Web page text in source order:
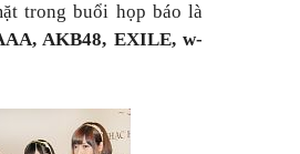
trong buổi họp báo là
AKB48, EXILE, w-